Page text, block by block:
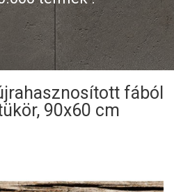
fából
90x60 cm